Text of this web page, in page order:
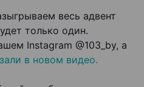
весь адвент
только один.
Instagram @103_by, а
в новом видео.